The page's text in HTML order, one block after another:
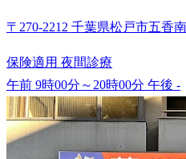
〒270-2212 千葉県松戸市五香
保険適用 夜間診療
午前 9時00分～20時00分 午後 -